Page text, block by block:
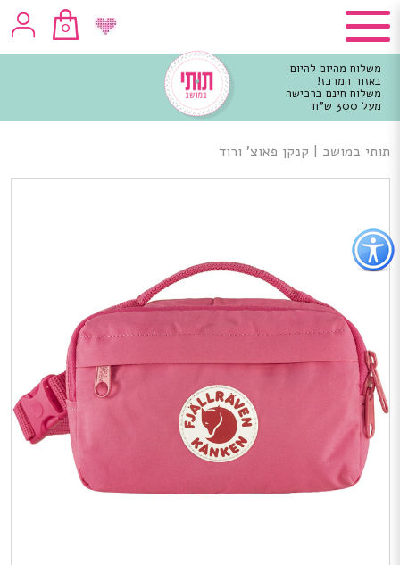
כפתור
לפתיחת
תפריט
נגישות
0
משלוח מהיום להיום
באזור המרכז!
משלוח חינם ברכישה
מעל 300 ש"ח
מרכזי
תותי במושב | קנקן פאוצ’ ורוד